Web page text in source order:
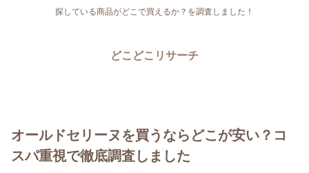
探している商品がどこで買えるか？を調査しました！
どこどこリサーチ
オールドセリーヌを買うならどこが安い？コ
スパ重視で徹底調査しました